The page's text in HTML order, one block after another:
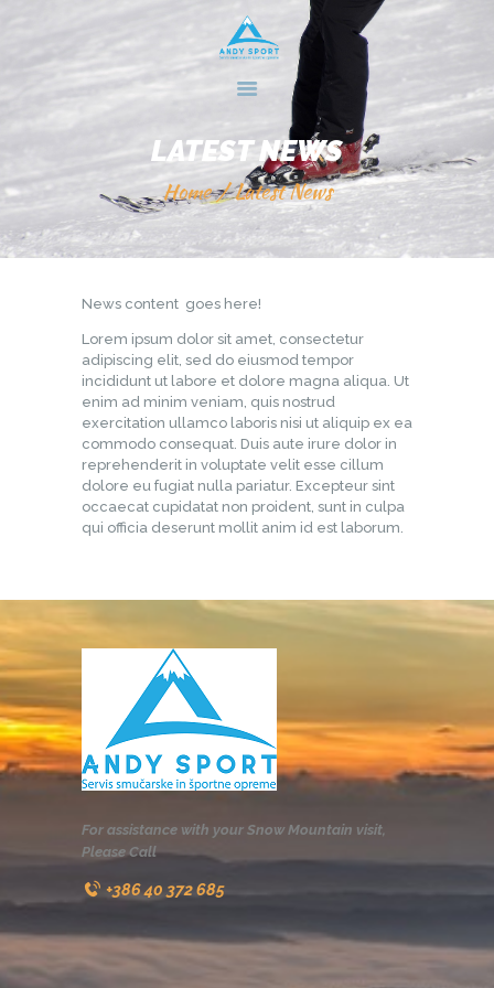
LATEST NEWS
Home Latest News
HOME
GALLERY
ABOUT US
CONTACTS
News content goes here!
Lorem ipsum dolor sit amet, consectetur
adipiscing elit, sed do eiusmod tempor
incididunt ut labore et dolore magna aliqua. Ut
enim ad minim veniam, quis nostrud
exercitation ullamco laboris nisi ut aliquip ex ea
commodo consequat. Duis aute irure dolor in
reprehenderit in voluptate velit esse cillum
dolore eu fugiat nulla pariatur. Excepteur sint
occaecat cupidatat non proident, sunt in culpa
qui officia deserunt mollit anim id est laborum.
For assistance with your Snow Mountain visit,
Please Call
+386 40 372 685